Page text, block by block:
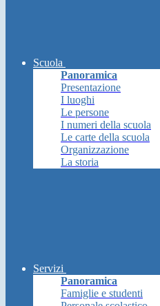
Scuola
Panoramica
Presentazione
I luoghi
Le persone
I numeri della scuola
Le carte della scuola
Organizzazione
La storia
Servizi
Panoramica
Famiglie e studenti